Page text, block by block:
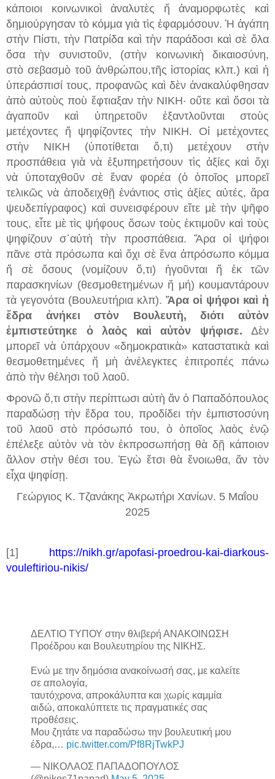
κάποιοι κοινωνικοὶ ἀναλυτὲς ἤ ἀναμορφωτὲς καὶ
δημιούργησαν τὸ κόμμα γιὰ τὶς ἐφαρμόσουν. Ἡ ἀγάπη
στὴν Πίστι, τὴν Πατρίδα καὶ τὴν παράδοσι καὶ σὲ ὅλα
ὅσα τὴν συνιστοῦν, (στὴν κοινωνικὴδικαιοσύνη,
στὸ σεβασμὸτοῦ ἀνθρώπου,τῆς ἱστορίας κλπ.) καὶ ἡ
ὑπεράσπισί τους, προφανῶς καὶ δὲν ἀνακαλύφθησαν
ἀπὸ αὐτοὺς ποὺ ἔφτιαξαν τὴν ΝΙΚΗ· οὔτε καὶ ὅσοι τὰ
ἀγαποῦν καὶ ὑπηρετοῦν ἐξαντλοῦνται στοὺς
μετέχοντες ἤ ψηφίζοντες τὴν ΝΙΚΗ. Οἱ μετέχοντες
στὴν ΝΙΚΗ (ὑποτίθεται ὅ,τι) μετέχουν στὴν
προσπάθεια γιὰ νὰ ἐξυπηρετήσουν τὶς ἀξίες καὶ ὄχι
νὰ ὑποταχθοῦν σὲἕναν φορέα (ὁ ὁποῖος μπορεῖ
τελικῶς νὰ ἀποδειχθῇ ἐνάντιος στὶς ἀξίες αὐτές, ἄρα
ψευδεπίγραφος) καὶ συνεισφέρουν εἴτε μὲ τὴν ψῆφο
τους, εἶτε μὲ τὶς ψήφους ὅσων τοὺς ἐκτιμοῦν καὶ τοὺς
ψηφίζουν σ᾿αὐτὴ τὴν προσπάθεια. Ἄρα οἱ ψήφοι
πᾶνε στὰ πρόσωπα καὶ ὄχι σὲ ἕνα ἀπρόσωπο κόμμα
ἤ σὲ ὅσους (νομίζουν ὅ,τι) ἡγοῦνται ἤ ἐκ τῶν
παρασκηνίων (θεσμοθετημένων ἤ μή) κουμαντάρουν
τὰ γεγονότα (Βουλευτήρια κλπ). Ἄρα οἱ ψήφοι καὶ ἡ
ἔδρα ἀνήκει στὸν Βουλευτὴ, διότι αὐτὸν
ἐμπιστεύτηκε ὁ λαὸς καὶ αὐτὸν ψήφισε.
Δὲν
μπορεῖ νὰ ὑπάρχουν«δημοκρατικὰ» καταστατικὰ καὶ
θεσμοθετημένες ἤ μὴἀνέλεγκτεςἐπιτροπές πάνω
ἀπὸ τὴν θέλησι τοῦ λαοῦ.
Φρονῶ ὅ,τι στὴν περίπτωσι αὐτὴ ἄν ὁ Παπαδόπουλος
παραδώσῃ τὴν ἔδρα του, προδίδει τὴν ἐμπιστοσύνη
τοῦ λαοῦ στὸ πρόσωπό του, ὁ ὁποῖος λαὸς ἐνῷ
ἐπέλεξε αὐτὸν νὰ τὸν ἐκπροσωπήσῃ θὰ δῇ κάποιον
ἄλλον στὴν θέσι του. Ἐγὼ ἔτσι θὰ ἔνοιωθα, ἄν τὸν
εἶχα ψηφίσῃ.
Γεώργιος Κ. Τζανάκης Ἀκρωτήρι Χανίων. 5 Μαΐου
2025
[1] https://nikh.gr/apofasi-proedrou-kai-diarkous-
vouleftiriou-nikis/
ΔΕΛΤΙΟ ΤΥΠΟΥ στην θλιβερή ΑΝΑΚΟΙΝΩΣΗ
Προέδρου και Βουλευτηρίου της ΝΙΚΗΣ.
Ενώ με την δημόσια ανακοίνωσή σας, με καλείτε
σε απολογία,
ταυτόχρονα, απροκάλυπτα και χωρίς καμμία
αιδώ, αποκαλύπτετε τις πραγματικές σας
προθέσεις.
Μου ζητάτε να παραδώσω την βουλευτική μου
έδρα,… pic.twitter.com/Pf8RjTwkPJ
— ΝΙΚΟΛΑΟΣ ΠΑΠΑΔΟΠΟΥΛΟΣ